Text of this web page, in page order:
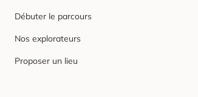
Débuter le parcours
Nos explorateurs
Proposer un lieu